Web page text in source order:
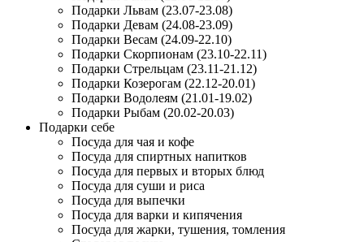
Подарки Львам (23.07-23.08)
Подарки Девам (24.08-23.09)
Подарки Весам (24.09-22.10)
Подарки Скорпионам (23.10-22.11)
Подарки Стрельцам (23.11-21.12)
Подарки Козерогам (22.12-20.01)
Подарки Водолеям (21.01-19.02)
Подарки Рыбам (20.02-20.03)
Подарки себе
Посуда для чая и кофе
Посуда для спиртных напитков
Посуда для первых и вторых блюд
Посуда для суши и риса
Посуда для выпечки
Посуда для варки и кипячения
Посуда для жарки, тушения, томления